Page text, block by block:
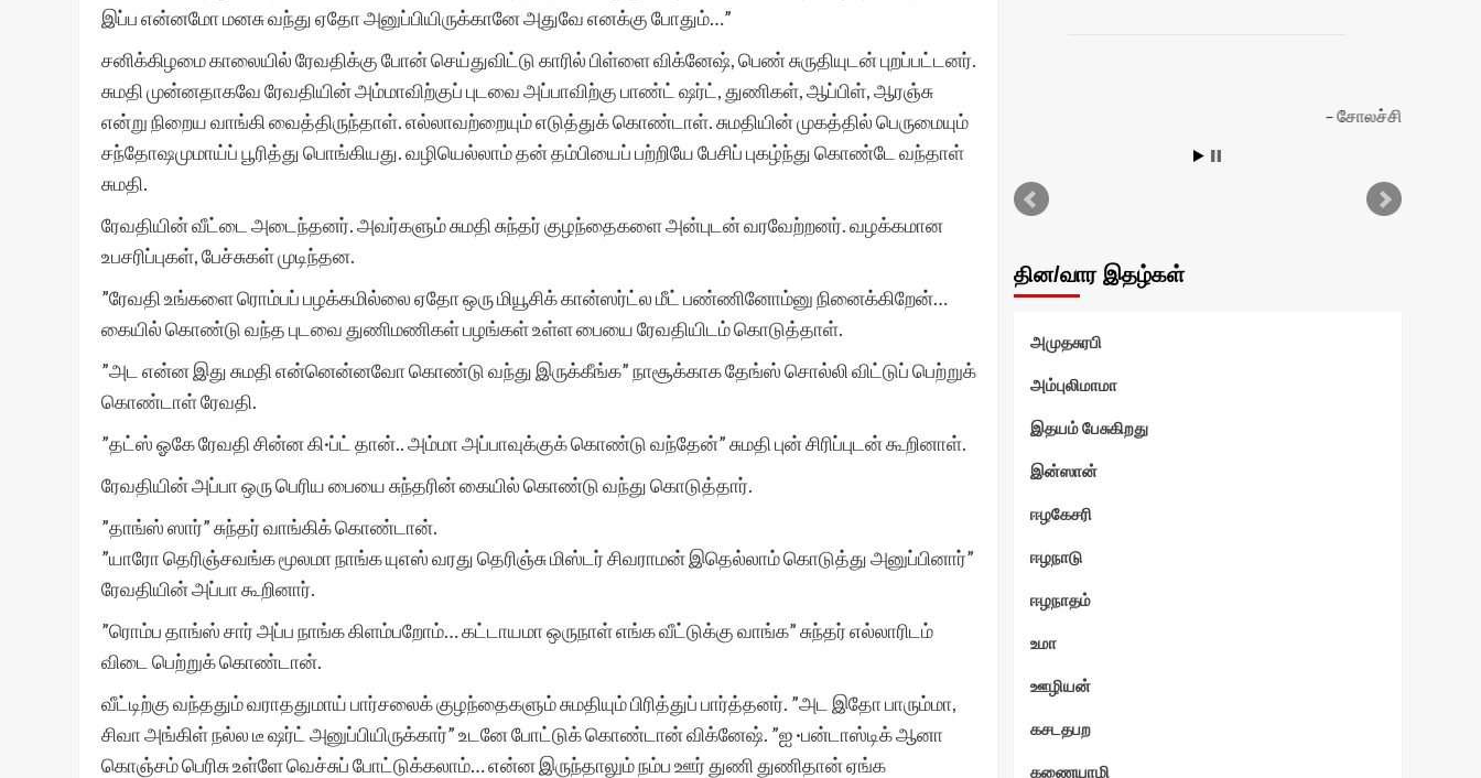
இப்ப என்னமோ மனசு வந்து ஏதோ அனுப்பியிருக்கானே அதுவே எனக்கு போதும்…”
சனிக்கிழமை காலையில் ரேவதிக்கு போன் செய்துவிட்டு காரில் பிள்ளை விக்னேஷ், பெண் சுருதியுடன் புறப்பட்டனர்.
சுமதி முன்னதாகவே ரேவதியின் அம்மாவிற்குப் புடவை அப்பாவிற்கு பாண்ட் ஷர்ட், துணிகள், ஆப்பிள், ஆரஞ்சு
என்று நிறைய வாங்கி வைத்திருந்தாள். எல்லாவற்றையும் எடுத்துக் கொண்டாள். சுமதியின் முகத்தில் பெருமையும்
சந்தோஷமுமாய்ப் பூரித்து பொங்கியது. வழியெல்லாம் தன் தம்பியைப் பற்றியே பேசிப் புகழ்ந்து கொண்டே வந்தாள்
சுமதி.
ரேவதியின் வீட்டை அடைந்தனர். அவர்களும் சுமதி சுந்தர் குழந்தைகளை அன்புடன் வரவேற்றனர். வழக்கமான
உபசரிப்புகள், பேச்சுகள் முடிந்தன.
”ரேவதி உங்களை ரொம்பப் பழக்கமில்லை ஏதோ ஒரு மியூசிக் கான்ஸர்ட்ல மீட் பண்ணினோம்னு நினைக்கிறேன்…
கையில் கொண்டு வந்த புடவை துணிமணிகள் பழங்கள் உள்ள பையை ரேவதியிடம் கொடுத்தாள்.
”அட என்ன இது சுமதி என்னென்னவோ கொண்டு வந்து இருக்கீங்க” நாசூக்காக தேங்ஸ் சொல்லி விட்டுப் பெற்றுக்
கொண்டாள் ரேவதி.
”தட்ஸ் ஓகே ரேவதி சின்ன கி·ப்ட் தான்.. அம்மா அப்பாவுக்குக் கொண்டு வந்தேன்” சுமதி புன் சிரிப்புடன் கூறினாள்.
ரேவதியின் அப்பா ஒரு பெரிய பையை சுந்தரின் கையில் கொண்டு வந்து கொடுத்தார்.
”தாங்ஸ் ஸார்” சுந்தர் வாங்கிக் கொண்டான்.
”யாரோ தெரிஞ்சவங்க மூலமா நாங்க யுஎஸ் வரது தெரிஞ்சு மிஸ்டர் சிவராமன் இதெல்லாம் கொடுத்து அனுப்பினார்”
ரேவதியின் அப்பா கூறினார்.
”ரொம்ப தாங்ஸ் சார் அப்ப நாங்க கிளம்பறோம்… கட்டாயமா ஒருநாள் எங்க வீட்டுக்கு வாங்க” சுந்தர் எல்லாரிடம்
விடை பெற்றுக் கொண்டான்.
வீட்டிற்கு வந்ததும் வராததுமாய் பார்சலைக் குழந்தைகளும் சுமதியும் பிரித்துப் பார்த்தனர். ”அட இதோ பாரும்மா,
சிவா அங்கிள் நல்ல டீ ஷர்ட் அனுப்பியிருக்கார்” உடனே போட்டுக் கொண்டான் விக்னேஷ். ”ஐ ·பன்டாஸ்டிக் ஆனா
கொஞ்சம் பெரிசு உள்ளே வெச்சுப் போட்டுக்கலாம்… என்ன இருந்தாலும் நம்ப ஊர் துணி துணிதான் ஏங்க
சோலச்சி
தின/வார இதழ்கள்
அமுதசுரபி
அம்புலிமாமா
இதயம் பேசுகிறது
இன்ஸான்
ஈழகேசரி
ஈழநாடு
ஈழநாதம்
உமா
ஊழியன்
கசடதபற
கணையாழி